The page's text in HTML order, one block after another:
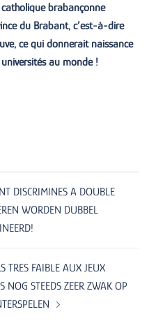
brabançonne
du Brabant, c’est-à-dire
ce qui donnerait naissance
au monde !
DISCRIMINES A DOUBLE
WORDEN DUBBEL
TRES FAIBLE AUX JEUX
NOG STEEDS ZEER ZWAK OP